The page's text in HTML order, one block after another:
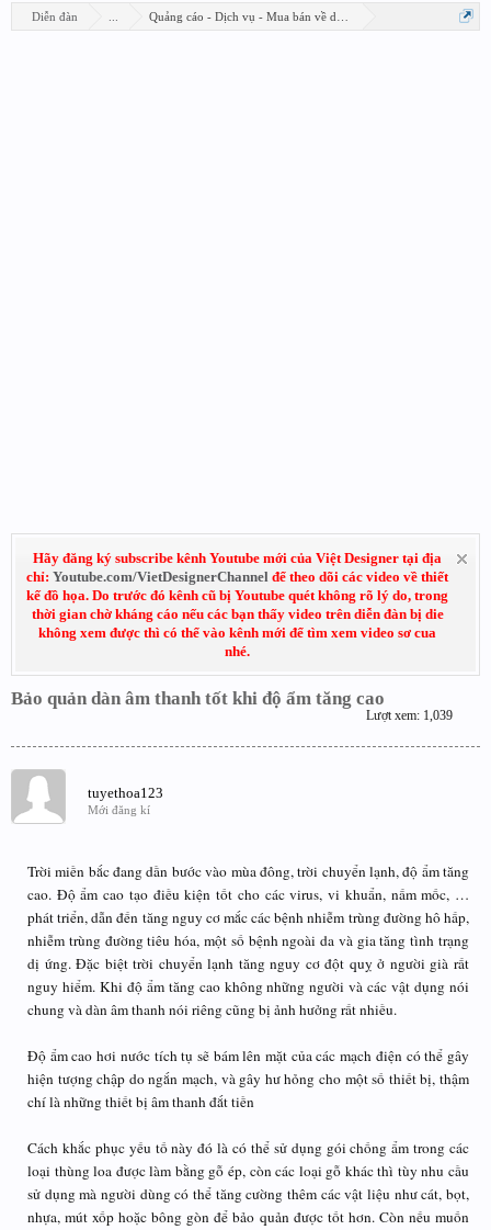
Diễn đàn Quảng cáo - Dịch vụ - Mua bán về design
Hãy đăng ký subscribe kênh Youtube mới của Việt Designer tại địa
chỉ: Youtube.com/VietDesignerChannel để theo dõi các video về thiết
kế đồ họa. Do trước đó kênh cũ bị Youtube quét không rõ lý do, trong
thời gian chờ kháng cáo nếu các bạn thấy video trên diễn đàn bị die
không xem được thì có thể vào kênh mới để tìm xem video sơ cua
nhé.
Bảo quản dàn âm thanh tốt khi độ ẩm tăng cao
Lượt xem: 1,039
tuyethoa123
Mới đăng kí
Trời miền bắc đang dần bước vào mùa đông, trời chuyển lạnh, độ ẩm tăng
cao. Độ ẩm cao tạo điều kiện tốt cho các virus, vi khuẩn, nấm mốc, …
phát triển, dẫn đến tăng nguy cơ mắc các bệnh nhiễm trùng đường hô hấp,
nhiễm trùng đường tiêu hóa, một số bệnh ngoài da và gia tăng tình trạng
dị ứng. Đặc biệt trời chuyển lạnh tăng nguy cơ đột quỵ ở người già rất
nguy hiểm. Khi độ ẩm tăng cao không những người và các vật dụng nói
chung và dàn âm thanh nói riêng cũng bị ảnh hưởng rất nhiều.
Độ ẩm cao hơi nước tích tụ sẽ bám lên mặt của các mạch điện có thể gây
hiện tượng chập do ngắn mạch, và gây hư hỏng cho một số thiết bị, thậm
chí là những thiết bị âm thanh đắt tiền
Cách khắc phục yếu tố này đó là có thể sử dụng gói chống ẩm trong các
loại thùng loa được làm bằng gỗ ép, còn các loại gỗ khác thì tùy nhu cầu
sử dụng mà người dùng có thể tăng cường thêm các vật liệu như cát, bọt,
nhựa, mút xốp hoặc bông gòn để bảo quản được tốt hơn. Còn nếu muốn